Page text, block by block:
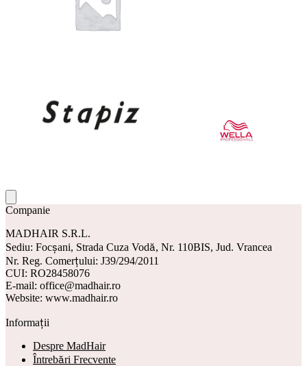
Companie
MADHAIR S.R.L.
Sediu: Focșani, Strada Cuza Vodă, Nr. 110BIS, Jud. Vrancea
Nr. Reg. Comerțului: J39/294/2011
CUI: RO28458076
E-mail: office@madhair.ro
Website: www.madhair.ro
Informații
Despre MadHair
Întrebări Frecvente